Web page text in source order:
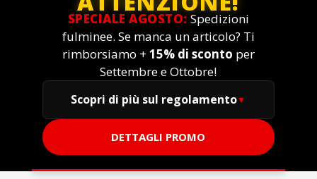
SPECIALE AGOSTO: Spedizioni
fulminee. Se manca un articolo? Ti
rimborsiamo + 15% di sconto per
Settembre e Ottobre!
Scopri di più sul regolamento
DETTAGLI PROMO